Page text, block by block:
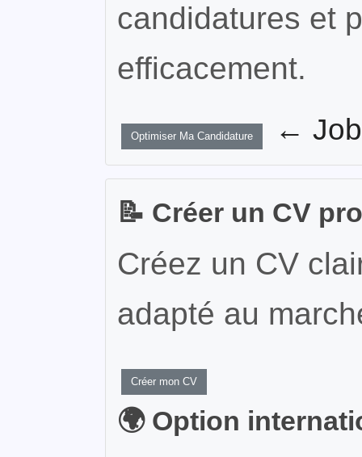
candidatures et
efficacement.
Optimiser Ma Candidature ←
📝 Créer un CV
Créez un CV
adapté au
Créer mon CV
🌍 Option